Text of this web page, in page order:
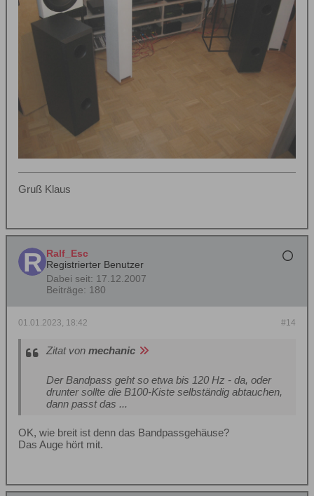
Gruß Klaus
Ralf_Esc
Registrierter Benutzer
Dabei seit: 17.12.2007
Beiträge: 180
#14
01.01.2023, 18:42
Zitat von mechanic
Der Bandpass geht so etwa bis 120 Hz - da, oder
drunter sollte die B100-Kiste selbständig abtauchen,
dann passt das ...
OK, wie breit ist denn das Bandpassgehäuse?
Das Auge hört mit.